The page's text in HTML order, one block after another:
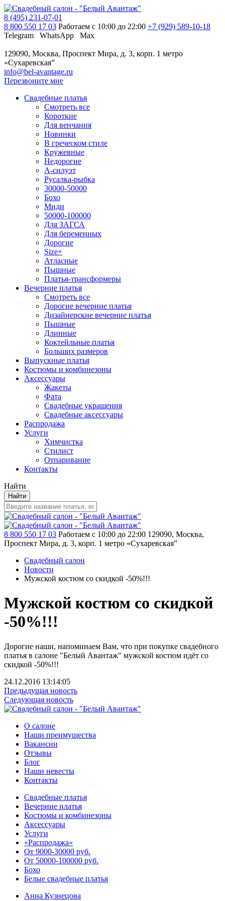
8 (495) 231-07-01
8 800 550 17 03 Работаем с 10:00 до 22:00 +7 (929) 589-10-18
Telegram
WhatsApp Max
129090, Москва, Проспект Мира, д. 3, корп. 1 метро
«Сухаревская”
info@bel-avantage.ru
Перезвоните мне
Свадебные платья
Смотреть все
Короткие
Для венчания
Новинки
В греческом стиле
Кружевные
Недорогие
А-силуэт
Русалка-рыбка
30000-50000
Бохо
Миди
50000-100000
Для ЗАГСА
Для беременных
Дорогие
Size+
Атласные
Пышные
Платья-трансформеры
Вечерние платья
Смотреть все
Дорогие вечерние платья
Дизайнерские вечерние платья
Пышные
Длинные
Коктейльные платья
Больших размеров
Выпускные платья
Костюмы и комбинезоны
Аксессуары
Жакеты
Фата
Свадебные украшения
Свадебные аксессуары
Распродажа
Услуги
Химчистка
Стилист
Отпаривание
Контакты
Найти
Найти
8 800 550 17 03 Работаем с 10:00 до 22:00 129090, Москва,
Проспект Мира, д. 3, корп. 1 метро «Сухаревская”
Свадебный салон
Новости
Мужской костюм со скидкой -50%!!!
Мужской костюм со скидкой
-50%!!!
Дорогие наши, напоминаем Вам, что при покупке свадебного
платья в салоне "Белый Авантаж" мужской костюм идёт со
скидкой -50%!!!
24.12.2016 13:14:05
Предыдущая новость
Следующая новость
О салоне
Наши преимущества
Вакансии
Отзывы
Блог
Наши невесты
Контакты
Свадебные платья
Вечерние платья
Костюмы и комбинезоны
Аксессуары
Услуги
«Распродажа»
От 9000-30000 руб.
От 50000-100000 руб.
Бохо
Белые свадебные платья
Анна Кузнецова